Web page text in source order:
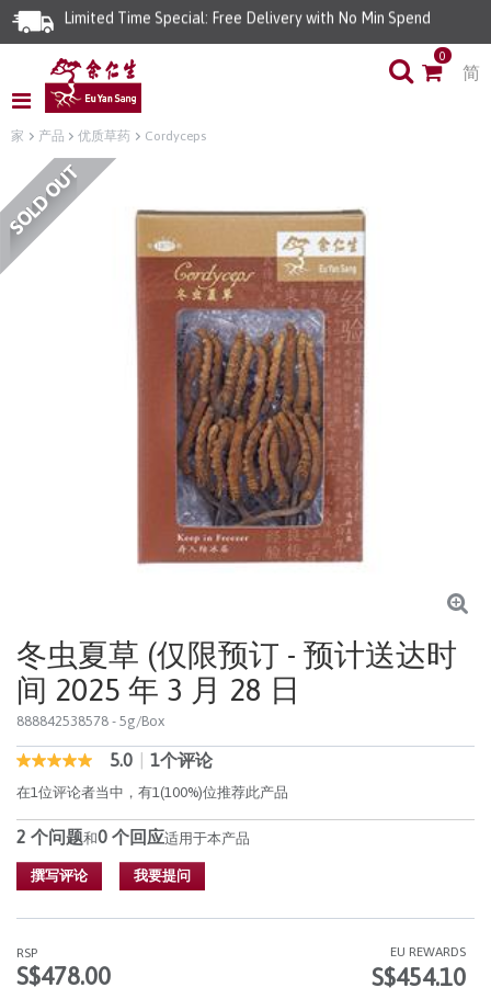
Limited Time Special: Free Delivery with No Min Spend
0
简
家 产品 优质草药 Cordyceps
冬虫夏草 (仅限预订 - 预计送达时
间 2025 年 3 月 28 日
888842538578 - 5g/Box
5 out of 5 Customer Rating
5.0
out
of
5
stars,
rating
value.
同
样
5.0 1个评论
在1位评论者当中，有1(100%)位推荐此产品
2 个问题和0 个回应适用于本产品
撰写评论 我要提问
RSP
S$478.00
EU REWARDS
S$454.10